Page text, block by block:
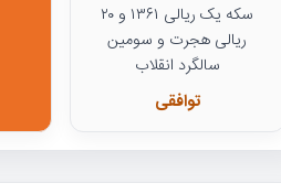
سکه یک ریالی ۱۳۶۱ و ۲۰
ریالی هجرت و سومین
سالگرد انقلاب
توافقی